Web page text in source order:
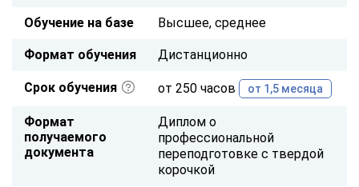
Обучение на базе Высшее, среднее
Формат обучения Дистанционно
Срок обучения от 250 часов от 1,5 месяца
Формат
получаемого
документа
Диплом о
профессиональной
переподготовке с твердой
корочкой